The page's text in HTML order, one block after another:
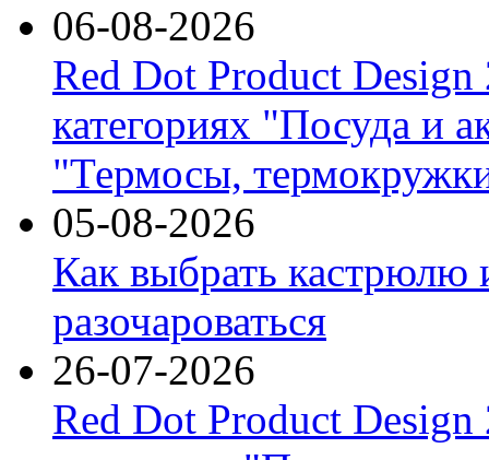
06-08-2026
Red Dot Product Design
категориях "Посуда и
"Термосы,
05-08-2026
Как выбрать кастрюлю
разочароваться
26-07-2026
Red Dot Product Design